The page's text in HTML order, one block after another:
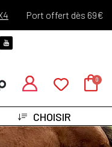
Port offert dès 69€
CHOISIR